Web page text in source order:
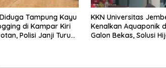
Tampung Kayu
di Kampar Kiri
Polisi Janji Turun
KKN Universitas
Kenalkan Aquaponik
Galon Bekas, Solusi